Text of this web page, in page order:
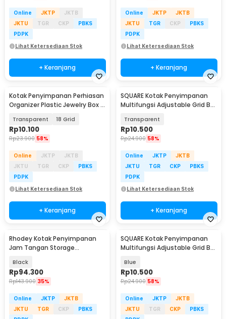
Online JKTP
JKTB
JKTU
TGR CKP
PBKS
PDPK
Lihat Ketersediaan Stok
+ Keranjang
Online JKTP
JKTB
JKTU
TGR CKP
PBKS
PDPK
Lihat Ketersediaan Stok
+ Keranjang
Kotak Penyimpanan Perhiasan
Organizer Plastic Jewelry Box -
Transparent 18 Grid
Rp10.100
Rp23.900 58%
Online JKTP
JKTB
JKTU
TGR CKP
PBKS
PDPK
Lihat Ketersediaan Stok
+ Keranjang
SQUARE Kotak Penyimpanan
Multifungsi Adjustable Grid Box
Transparent
Rp10.500
Rp24.900 58%
Online JKTP
JKTB
JKTU
TGR CKP
PBKS
PDPK
Lihat Ketersediaan Stok
+ Keranjang
Rhodey Kotak Penyimpanan
Jam Tangan Storage
0003
Black
Rp94.300
Rp143.900 35%
Online JKTP
JKTB
JKTU
TGR CKP
PBKS
SQUARE Kotak Penyimpanan
Multifungsi Adjustable Grid Box
Blue
Rp10.500
Rp24.900 58%
Online JKTP
JKTB
JKTU
TGR CKP
PBKS